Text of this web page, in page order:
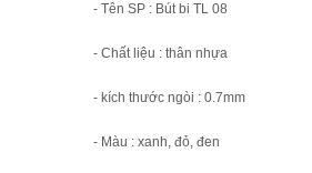
- Tên SP : Bút bi TL 08
- Chất liệu : thân nhựa
- kích thước ngòi : 0.7mm
- Màu : xanh, đỏ, đen